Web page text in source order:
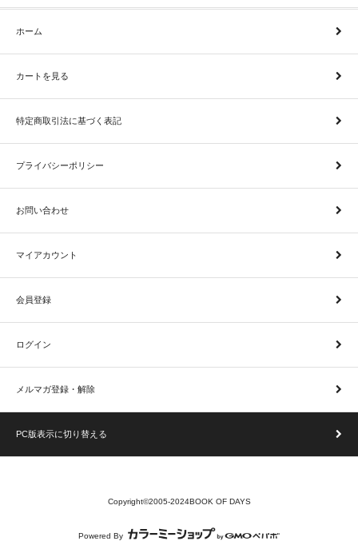
ホーム
カートを見る
特定商取引法に基づく表記
プライバシーポリシー
お問い合わせ
マイアカウント
会員登録
ログイン
メルマガ登録・解除
PC版表示に切り替える
Copyright©2005-2024BOOK OF DAYS
Powered By